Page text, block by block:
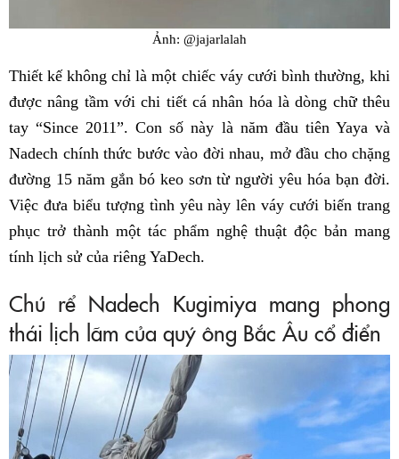
Ảnh: @jajarlalah
Thiết kế không chỉ là một chiếc váy cưới bình thường, khi
được nâng tầm với chi tiết cá nhân hóa là dòng chữ thêu
tay “Since 2011”. Con số này là năm đầu tiên Yaya và
Nadech chính thức bước vào đời nhau, mở đầu cho chặng
đường 15 năm gắn bó keo sơn từ người yêu hóa bạn đời.
Việc đưa biểu tượng tình yêu này lên váy cưới biến trang
phục trở thành một tác phẩm nghệ thuật độc bản mang
tính lịch sử của riêng YaDech.
Chú rể Nadech Kugimiya mang phong
thái lịch lãm của quý ông Bắc Âu cổ điển